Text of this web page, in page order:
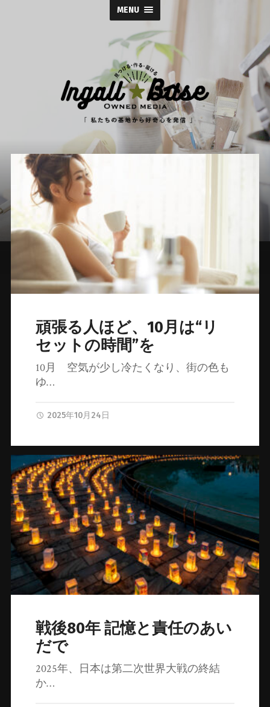
MENU
イ
式
会
社
頑張る人ほど、10月は“リ
セットの時間”を
10月 空気が少し冷たくなり、街の色も
ゆ…
2025年10月24日
戦後80年 記憶と責任のあい
だで
2025年、日本は第二次世界大戦の終結
か…